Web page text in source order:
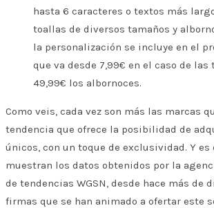
hasta 6 caracteres o textos más
toallas de diversos tamaños y
la personalización se incluye en el
que va desde 7,99€ en el caso de las
49,99€ los albornoces.
Como veis, cada vez son más las marcas
tendencia que ofrece la posibilidad de
únicos, con un toque de exclusividad. Y es
muestran los datos obtenidos por la
de tendencias WGSN, desde hace más de
firmas que se han animado a ofertar este